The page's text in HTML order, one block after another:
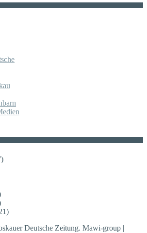
Deutsche Zeitung. Mawi-group |